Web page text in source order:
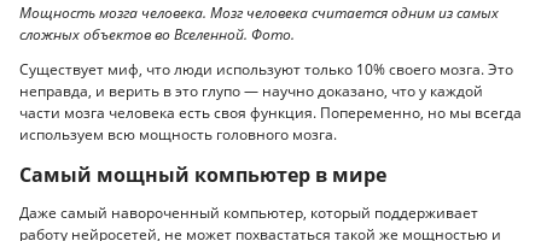
Мощность мозга человека. Мозг человека считается одним из самых
сложных объектов во Вселенной. Фото.
Существует миф, что люди используют только 10% своего мозга. Это
неправда, и верить в это глупо — научно доказано, что у каждой
части мозга человека есть своя функция. Попеременно, но мы всегда
используем всю мощность головного мозга.
Самый мощный компьютер в мире
Даже самый навороченный компьютер, который поддерживает
работу нейросетей, не может похвастаться такой же мощностью и